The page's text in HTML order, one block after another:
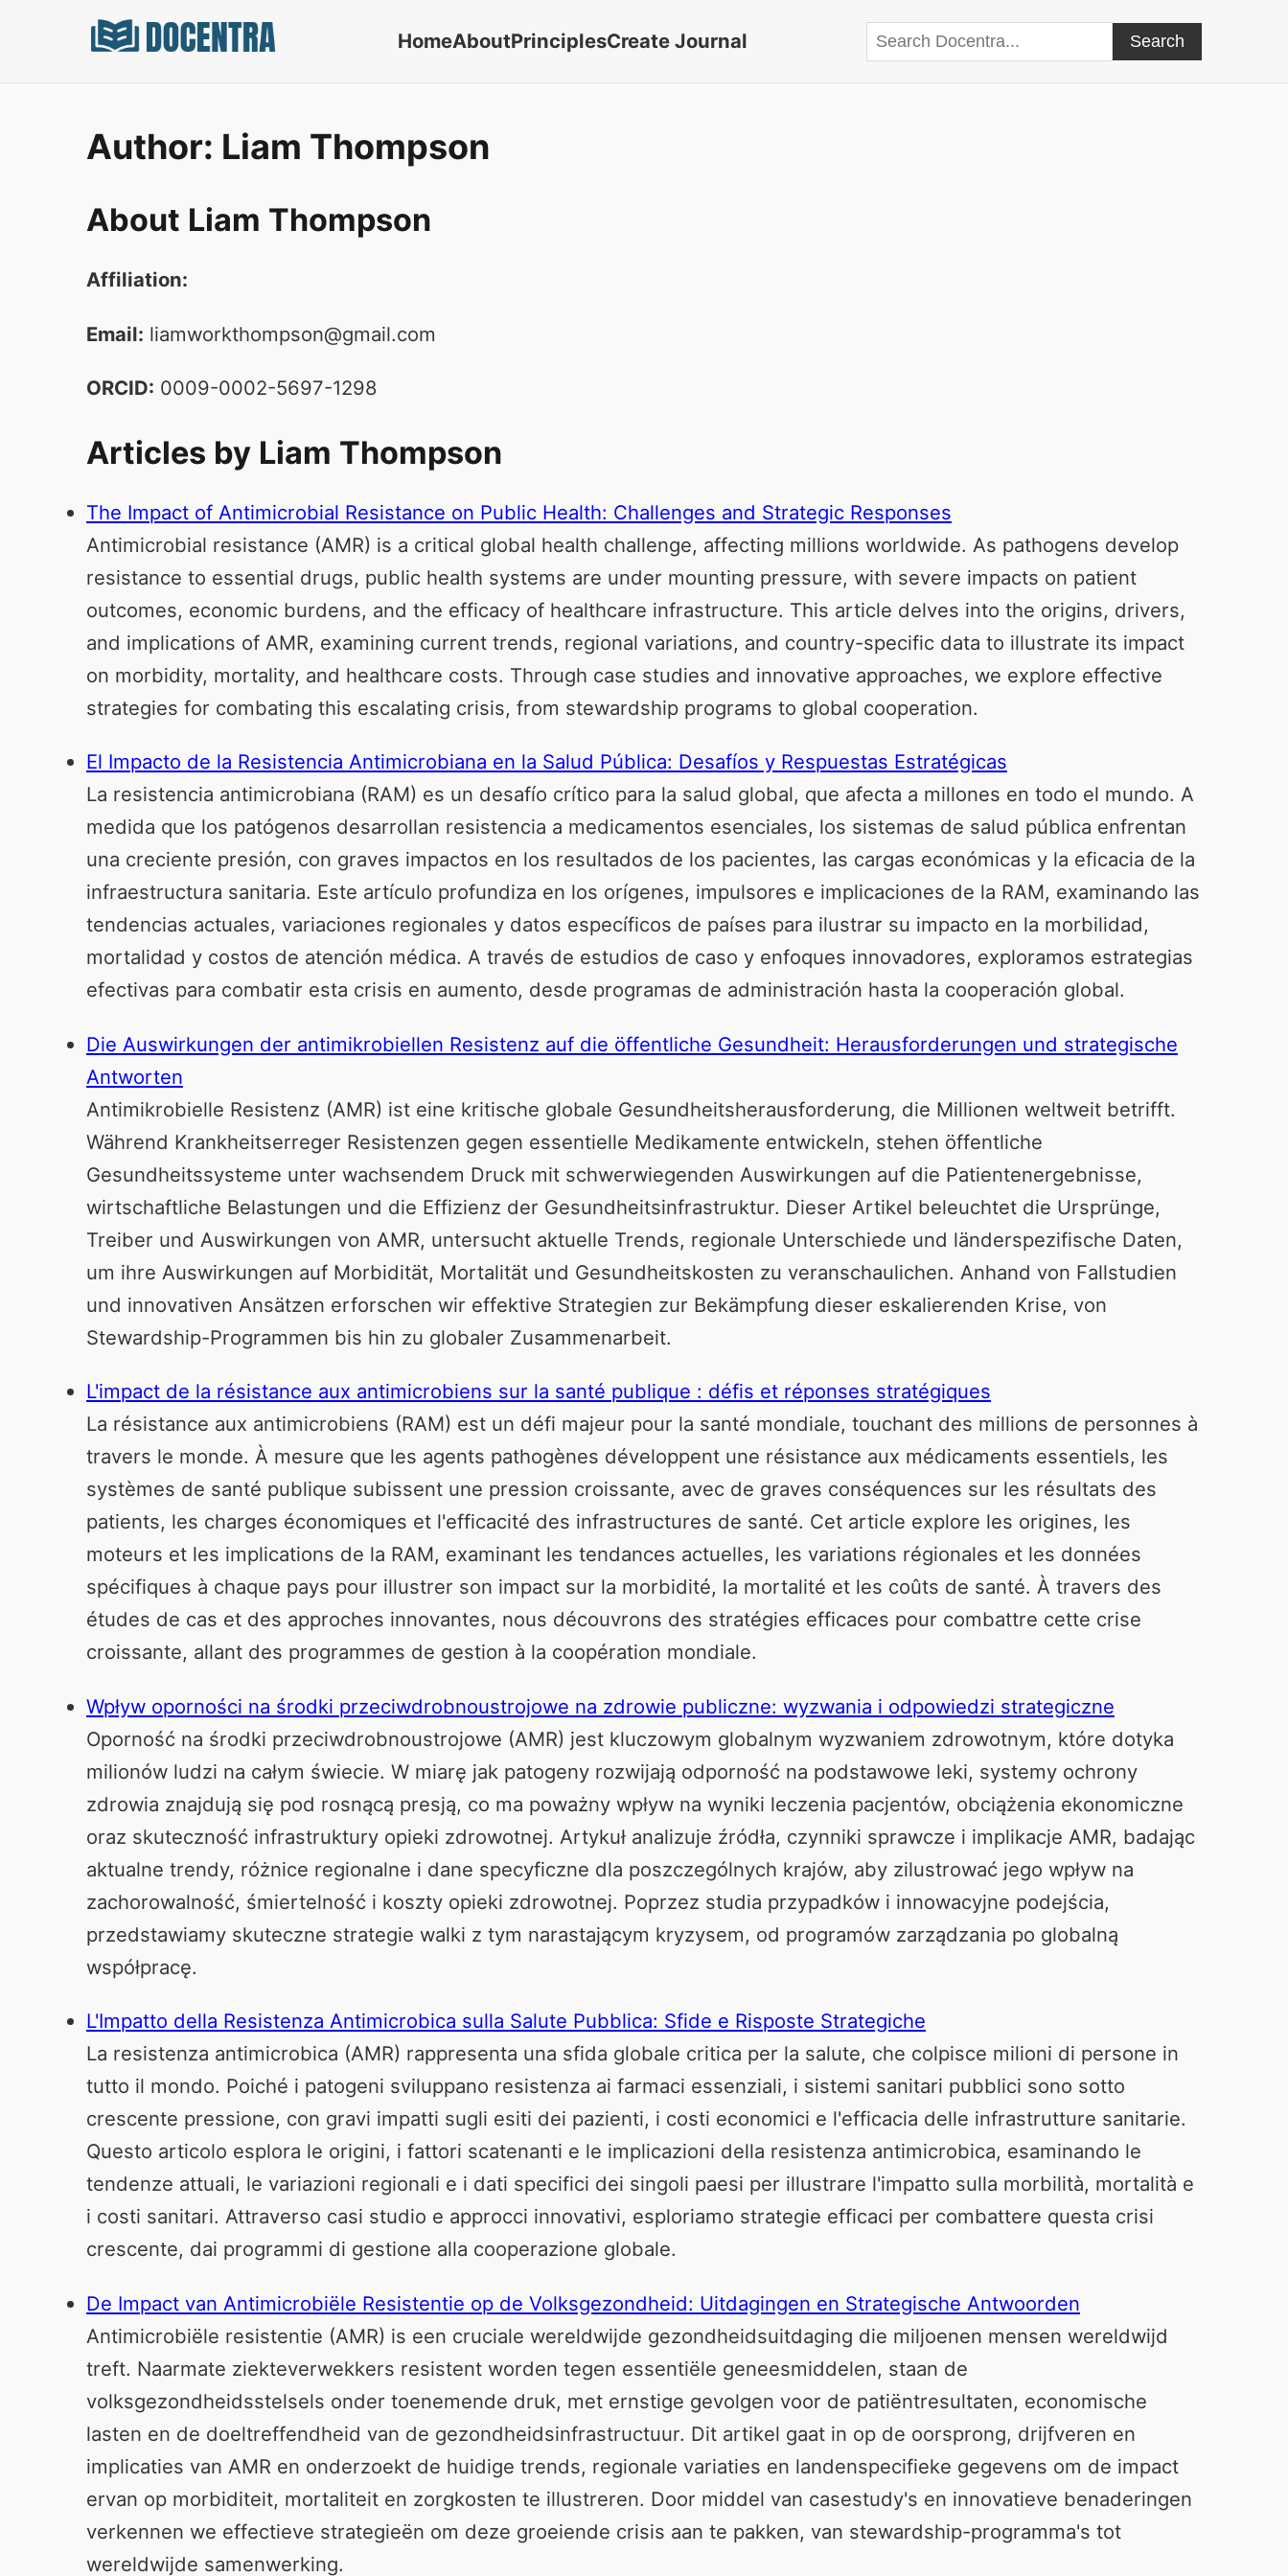
HomeAboutPrinciplesCreate Journal
Search Docentra
Search
Author: Liam Thompson
About Liam Thompson
Affiliation:
Email: liamworkthompson@gmail.com
ORCID: 0009-0002-5697-1298
Articles by Liam Thompson
The Impact of Antimicrobial Resistance on Public Health: Challenges and Strategic Responses
Antimicrobial resistance (AMR) is a critical global health challenge, affecting millions worldwide. As pathogens develop
resistance to essential drugs, public health systems are under mounting pressure, with severe impacts on patient
outcomes, economic burdens, and the efficacy of healthcare infrastructure. This article delves into the origins, drivers,
and implications of AMR, examining current trends, regional variations, and country-specific data to illustrate its impact
on morbidity, mortality, and healthcare costs. Through case studies and innovative approaches, we explore effective
strategies for combating this escalating crisis, from stewardship programs to global cooperation.
El Impacto de la Resistencia Antimicrobiana en la Salud Pública: Desafíos y Respuestas Estratégicas
La resistencia antimicrobiana (RAM) es un desafío crítico para la salud global, que afecta a millones en todo el mundo. A
medida que los patógenos desarrollan resistencia a medicamentos esenciales, los sistemas de salud pública enfrentan
una creciente presión, con graves impactos en los resultados de los pacientes, las cargas económicas y la eficacia de la
infraestructura sanitaria. Este artículo profundiza en los orígenes, impulsores e implicaciones de la RAM, examinando las
tendencias actuales, variaciones regionales y datos específicos de países para ilustrar su impacto en la morbilidad,
mortalidad y costos de atención médica. A través de estudios de caso y enfoques innovadores, exploramos estrategias
efectivas para combatir esta crisis en aumento, desde programas de administración hasta la cooperación global.
Die Auswirkungen der antimikrobiellen Resistenz auf die öffentliche Gesundheit: Herausforderungen und strategische
Antworten
Antimikrobielle Resistenz (AMR) ist eine kritische globale Gesundheitsherausforderung, die Millionen weltweit betrifft.
Während Krankheitserreger Resistenzen gegen essentielle Medikamente entwickeln, stehen öffentliche
Gesundheitssysteme unter wachsendem Druck mit schwerwiegenden Auswirkungen auf die Patientenergebnisse,
wirtschaftliche Belastungen und die Effizienz der Gesundheitsinfrastruktur. Dieser Artikel beleuchtet die Ursprünge,
Treiber und Auswirkungen von AMR, untersucht aktuelle Trends, regionale Unterschiede und länderspezifische Daten,
um ihre Auswirkungen auf Morbidität, Mortalität und Gesundheitskosten zu veranschaulichen. Anhand von Fallstudien
und innovativen Ansätzen erforschen wir effektive Strategien zur Bekämpfung dieser eskalierenden Krise, von
Stewardship-Programmen bis hin zu globaler Zusammenarbeit.
L'impact de la résistance aux antimicrobiens sur la santé publique : défis et réponses stratégiques
La résistance aux antimicrobiens (RAM) est un défi majeur pour la santé mondiale, touchant des millions de personnes à
travers le monde. À mesure que les agents pathogènes développent une résistance aux médicaments essentiels, les
systèmes de santé publique subissent une pression croissante, avec de graves conséquences sur les résultats des
patients, les charges économiques et l'efficacité des infrastructures de santé. Cet article explore les origines, les
moteurs et les implications de la RAM, examinant les tendances actuelles, les variations régionales et les données
spécifiques à chaque pays pour illustrer son impact sur la morbidité, la mortalité et les coûts de santé. À travers des
études de cas et des approches innovantes, nous découvrons des stratégies efficaces pour combattre cette crise
croissante, allant des programmes de gestion à la coopération mondiale.
Wpływ oporności na środki przeciwdrobnoustrojowe na zdrowie publiczne: wyzwania i odpowiedzi strategiczne
Oporność na środki przeciwdrobnoustrojowe (AMR) jest kluczowym globalnym wyzwaniem zdrowotnym, które dotyka
milionów ludzi na całym świecie. W miarę jak patogeny rozwijają odporność na podstawowe leki, systemy ochrony
zdrowia znajdują się pod rosnącą presją, co ma poważny wpływ na wyniki leczenia pacjentów, obciążenia ekonomiczne
oraz skuteczność infrastruktury opieki zdrowotnej. Artykuł analizuje źródła, czynniki sprawcze i implikacje AMR, badając
aktualne trendy, różnice regionalne i dane specyficzne dla poszczególnych krajów, aby zilustrować jego wpływ na
zachorowalność, śmiertelność i koszty opieki zdrowotnej. Poprzez studia przypadków i innowacyjne podejścia,
przedstawiamy skuteczne strategie walki z tym narastającym kryzysem, od programów zarządzania po globalną
współpracę.
L'Impatto della Resistenza Antimicrobica sulla Salute Pubblica: Sfide e Risposte Strategiche
La resistenza antimicrobica (AMR) rappresenta una sfida globale critica per la salute, che colpisce milioni di persone in
tutto il mondo. Poiché i patogeni sviluppano resistenza ai farmaci essenziali, i sistemi sanitari pubblici sono sotto
crescente pressione, con gravi impatti sugli esiti dei pazienti, i costi economici e l'efficacia delle infrastrutture sanitarie.
Questo articolo esplora le origini, i fattori scatenanti e le implicazioni della resistenza antimicrobica, esaminando le
tendenze attuali, le variazioni regionali e i dati specifici dei singoli paesi per illustrare l'impatto sulla morbilità, mortalità e
i costi sanitari. Attraverso casi studio e approcci innovativi, esploriamo strategie efficaci per combattere questa crisi
crescente, dai programmi di gestione alla cooperazione globale.
De Impact van Antimicrobiële Resistentie op de Volksgezondheid: Uitdagingen en Strategische Antwoorden
Antimicrobiële resistentie (AMR) is een cruciale wereldwijde gezondheidsuitdaging die miljoenen mensen wereldwijd
treft. Naarmate ziekteverwekkers resistent worden tegen essentiële geneesmiddelen, staan de
volksgezondheidsstelsels onder toenemende druk, met ernstige gevolgen voor de patiëntresultaten, economische
lasten en de doeltreffendheid van de gezondheidsinfrastructuur. Dit artikel gaat in op de oorsprong, drijfveren en
implicaties van AMR en onderzoekt de huidige trends, regionale variaties en landenspecifieke gegevens om de impact
ervan op morbiditeit, mortaliteit en zorgkosten te illustreren. Door middel van casestudy's en innovatieve benaderingen
verkennen we effectieve strategieën om deze groeiende crisis aan te pakken, van stewardship-programma's tot
wereldwijde samenwerking.